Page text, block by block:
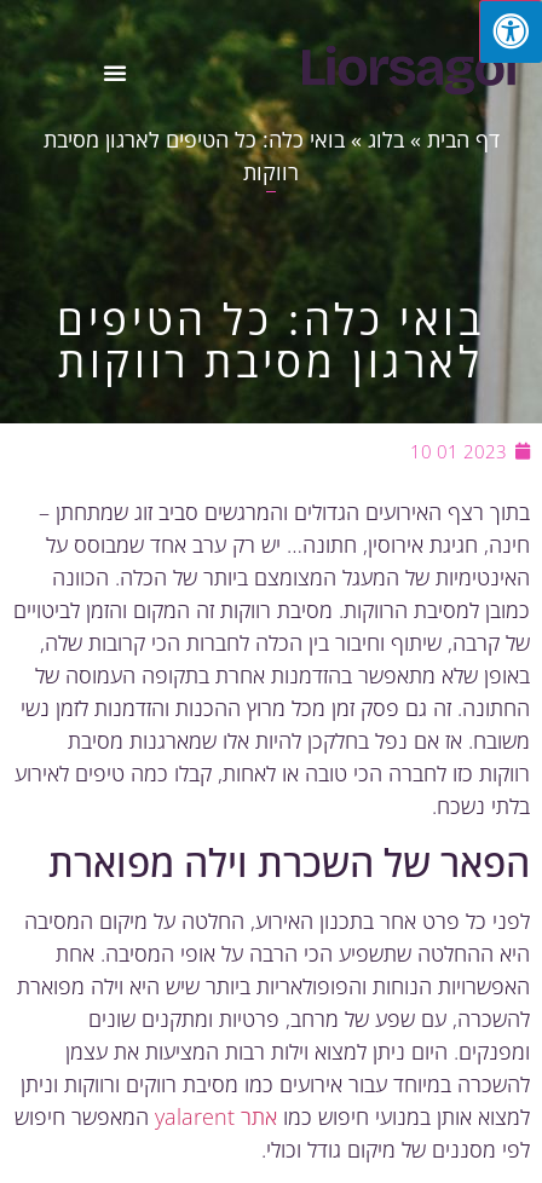
דף הבית»בלוג»בואי כלה: כל הטיפים לארגון מסיבת
רווקות
בואי כלה: כל הטיפים
לארגון מסיבת רווקות
2023 01 10
רצף האירועים הגדולים והמרגשים סביב זוג שמתחתן –
חגיגת אירוסין, חתונה… יש רק ערב אחד שמבוסס על
של המעגל המצומצם ביותר של הכלה. הכוונה
למסיבת הרווקות. מסיבת רווקות זה המקום והזמן לביטויים
שיתוף וחיבור בין הכלה לחברות הכי קרובות שלה,
שלא מתאפשר בהזדמנות אחרת בתקופה העמוסה של
זה גם פסק זמן מכל מרוץ ההכנות והזדמנות לזמן נשי
אז אם נפל בחלקכן להיות אלו שמארגנות מסיבת
כזו לחברה הכי טובה או לאחות, קבלו כמה טיפים לאירוע
נשכח.
של השכרת וילה מפוארת
כל פרט אחר בתכנון האירוע, החלטה על מיקום המסיבה
ההחלטה שתשפיע הכי הרבה על אופי המסיבה. אחת
הנוחות והפופולאריות ביותר שיש היא וילה מפוארת
עם שפע של מרחב, פרטיות ומתקנים שונים
היום ניתן למצוא וילות רבות המציעות את עצמן
במיוחד עבור אירועים כמו מסיבת רווקים ורווקות וניתן
אותן במנועי חיפוש כמו אתר yalarent
המאפשר חיפוש
מסננים של מיקום גודל וכולי.